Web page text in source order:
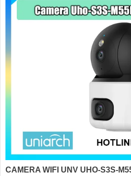
CAMERA WIFI UNV UHO-S3S-